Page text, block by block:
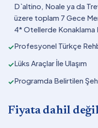
D`altino, Noale ya da
üzere toplam 7 Gece
4* Otellerde Konaklama
✓Profesyonel Türkçe
✓Lüks Araçlar İle Ulaşım
✓Programda Belirtilen
Fiyata dahil